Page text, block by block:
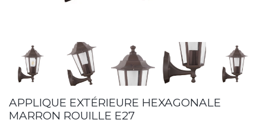
APPLIQUE EXTÉRIEURE HEXAGONALE
MARRON ROUILLE E27